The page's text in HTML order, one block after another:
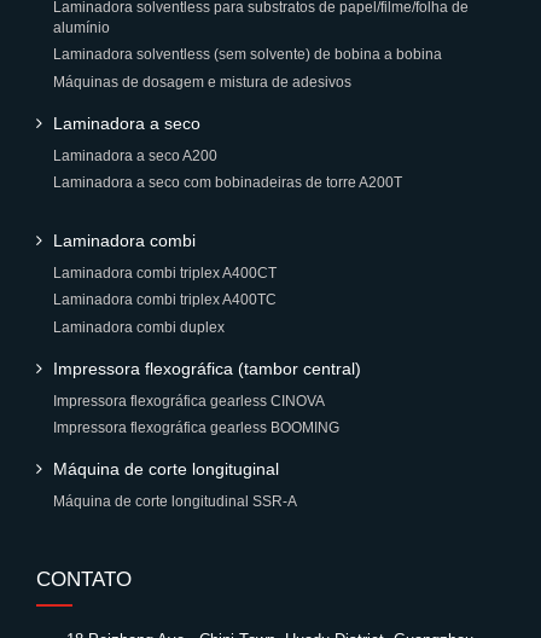
Laminadora solventless para substratos de papel/filme/folha de
alumínio
Laminadora solventless (sem solvente) de bobina a bobina
Máquinas de dosagem e mistura de adesivos
Laminadora a seco
Laminadora a seco A200
Laminadora a seco com bobinadeiras de torre A200T
Laminadora combi
Laminadora combi triplex A400CT
Laminadora combi triplex A400TC
Laminadora combi duplex
Impressora flexográfica (tambor central)
Impressora flexográfica gearless CINOVA
Impressora flexográfica gearless BOOMING
Máquina de corte longituginal
Máquina de corte longitudinal SSR-A
CONTATO